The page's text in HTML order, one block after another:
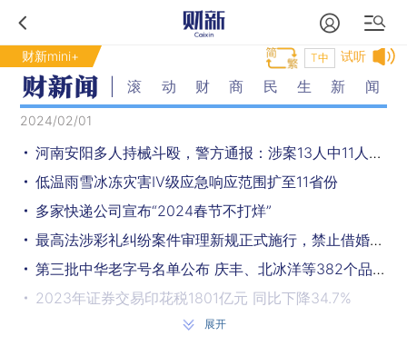
财新mini+ 试听
T中
滚动财商民生新闻
2024/02/01
河南安阳多人持械斗殴，警方通报：涉案13人中11人不满16周岁
低温雨雪冰冻灾害Ⅳ级应急响应范围扩至11省份
多家快递公司宣布“2024春节不打烊”
最高法涉彩礼纠纷案件审理新规正式施行，禁止借婚姻索取财物
第三批中华老字号名单公布 庆丰、北冰洋等382个品牌在列
2023年证券交易印花税1801亿元 同比下降34.7%
1月31日全社会跨区域人员流动量超1.93亿人次
展开